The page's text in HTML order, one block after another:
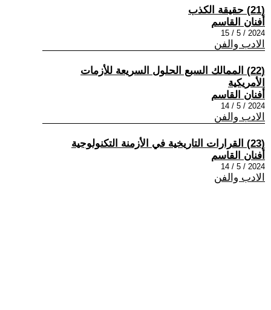
(21) حقيقة الكذب
أفنان القاسم
2024 / 5 / 15
الادب والفن
(22) الممالك السبع الحلول السريعة للأزمات
الأمريكية
أفنان القاسم
2024 / 5 / 14
الادب والفن
(23) القرارات التاريخية في الأزمنة التكنولوجية
أفنان القاسم
2024 / 5 / 14
الادب والفن